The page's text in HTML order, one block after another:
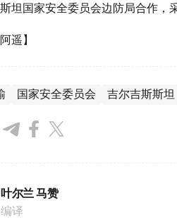
坦国家安全委员会边防局合作，
遥】
国家安全委员会 吉尔吉斯斯坦
叶尔兰 马赞
编译